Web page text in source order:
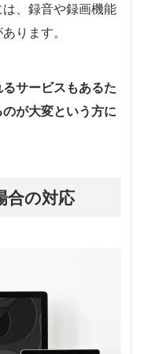
、録音や録画機能
ります。
サービスもあるた
が大変という方に
合の対応